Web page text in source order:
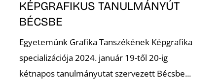
KÉPGRAFIKUS TANULMÁNYÚT
BÉCSBE
Egyetemünk Grafika Tanszékének Képgrafika
specializációja 2024. január 19-től 20-ig
kétnapos tanulmányutat szervezett Bécsbe...